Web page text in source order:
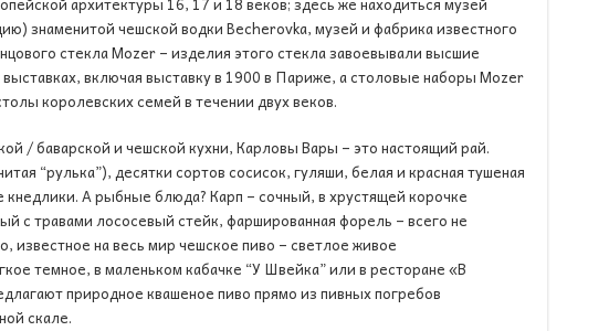
знаменитой чешской водки Becherovka, музей и фабрика известного
стекла Mozer – изделия этого стекла завоевывали высшие
включая выставку в 1900 в Париже, а столовые наборы Mozer
королевских семей в течении двух веков.
/ баварской и чешской кухни, Карловы Вары – это настоящий рай.
“рулька”), десятки сортов сосисок, гуляши, белая и красная тушеная
кнедлики. А рыбные блюда? Карп – сочный, в хрустящей корочке
с травами лососевый стейк, фаршированная форель – всего не
известное на весь мир чешское пиво – светлое живое
темное, в маленьком кабачке “У Швейка” или в ресторане «В
природное квашеное пиво прямо из пивных погребов
скале.